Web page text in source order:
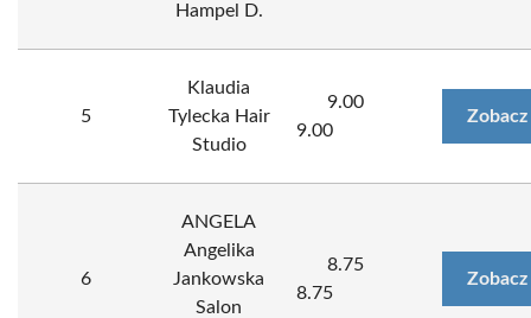
Hampel D.
5
Klaudia
Tylecka Hair
Studio
9.00
9.00
6
ANGELA
Angelika
Jankowska
Salon
8.75
8.75